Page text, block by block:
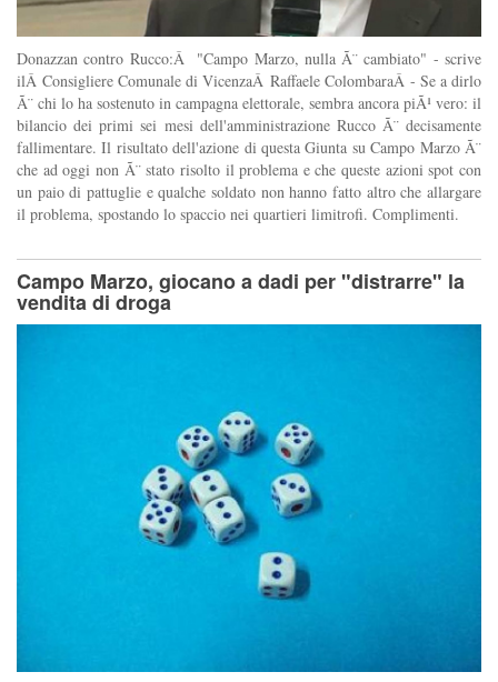
Donazzan contro Rucco:Â "Campo Marzo, nulla Ã¨ cambiato" - scrive
ilÂ Consigliere Comunale di VicenzaÂ Raffaele ColombaraÂ - Se a dirlo
Ã¨ chi lo ha sostenuto in campagna elettorale, sembra ancora piÃ¹ vero: il
bilancio dei primi sei mesi dell'amministrazione Rucco Ã¨ decisamente
fallimentare. Il risultato dell'azione di questa Giunta su Campo Marzo Ã¨
che ad oggi non Ã¨ stato risolto il problema e che queste azioni spot con
un paio di pattuglie e qualche soldato non hanno fatto altro che allargare
il problema, spostando lo spaccio nei quartieri limitrofi. Complimenti.
Campo Marzo, giocano a dadi per "distrarre" la
vendita di droga